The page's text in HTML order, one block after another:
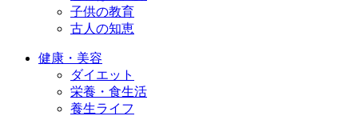
子供の教育
古人の知恵
健康・美容
ダイエット
栄養・食生活
養生ライフ